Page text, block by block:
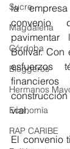
Sucre
Magdalena
Córdoba
Bloggeros
Hermanos
Economía
RAP CARIBE
la
convenio
Bolívar. Con
esfuerzos
vial.
El convenio